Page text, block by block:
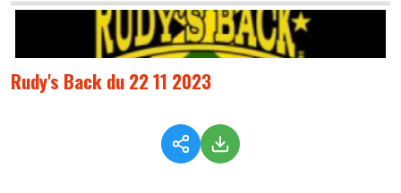
Rudy's Back du 22 11 2023